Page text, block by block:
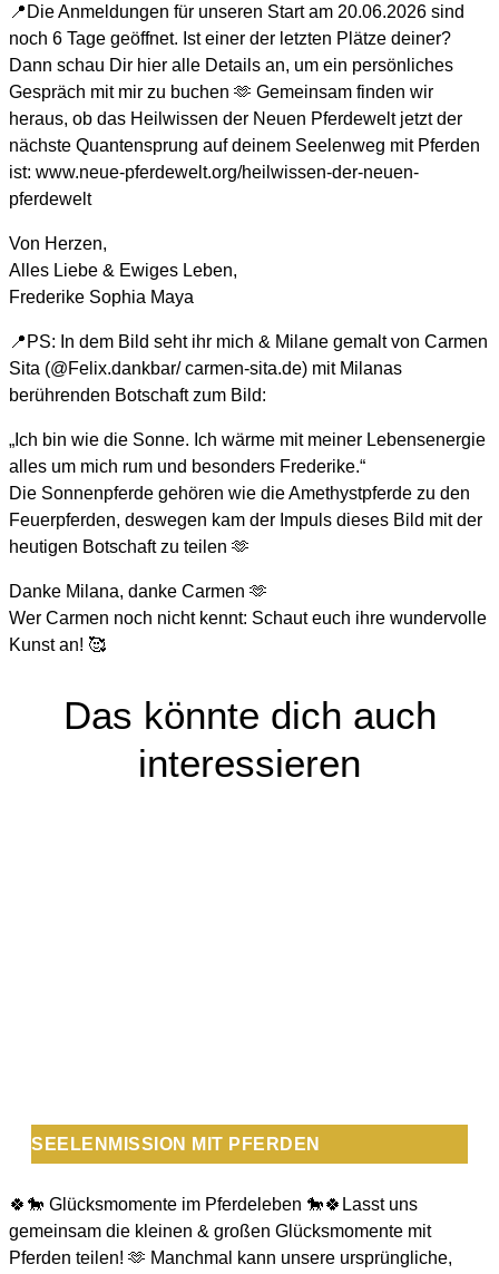
📍Die Anmeldungen für unseren Start am 20.06.2026 sind
noch 6 Tage geöffnet. Ist einer der letzten Plätze deiner?
Dann schau Dir hier alle Details an, um ein persönliches
Gespräch mit mir zu buchen 🫶 Gemeinsam finden wir
heraus, ob das Heilwissen der Neuen Pferdewelt jetzt der
nächste Quantensprung auf deinem Seelenweg mit Pferden
ist: www.neue-pferdewelt.org/heilwissen-der-neuen-
pferdewelt
Von Herzen,
Alles Liebe & Ewiges Leben,
Frederike Sophia Maya
📍PS: In dem Bild seht ihr mich & Milane gemalt von Carmen
Sita (@Felix.dankbar/ carmen-sita.de) mit Milanas
berührenden Botschaft zum Bild:
„Ich bin wie die Sonne. Ich wärme mit meiner Lebensenergie
alles um mich rum und besonders Frederike.“
Die Sonnenpferde gehören wie die Amethystpferde zu den
Feuerpferden, deswegen kam der Impuls dieses Bild mit der
heutigen Botschaft zu teilen 🫶
Danke Milana, danke Carmen 🫶
Wer Carmen noch nicht kennt: Schaut euch ihre wundervolle
Kunst an! 🥰
Das könnte dich auch
interessieren
SEELENMISSION MIT PFERDEN
🍀🐎 Glücksmomente im Pferdeleben 🐎🍀Lasst uns
gemeinsam die kleinen & großen Glücksmomente mit
Pferden teilen! 🫶 Manchmal kann unsere ursprüngliche,